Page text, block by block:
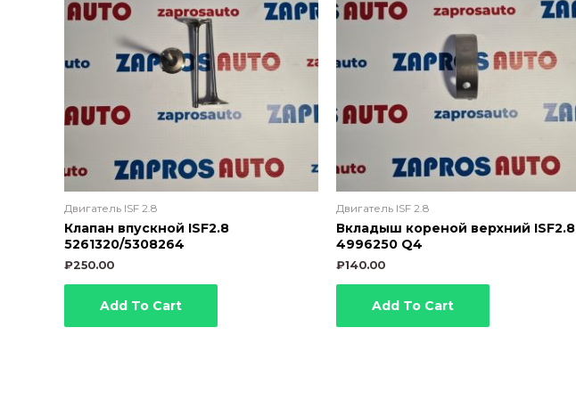
Двигатель ISF 2.8
Клапан впускной ISF2.8
5261320/5308264
₽250.00
Add To Cart
Двигатель ISF 2.8
Вкладыш кореной верхний ISF2.8
4996250 Q4
₽140.00
Add To Cart